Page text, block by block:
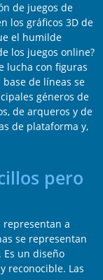
de juegos de
los gráficos 3D de
el humilde
los juegos online?
lucha con figuras
de líneas se
géneros de
de arqueros y de
de plataforma y,
pero
representan a
se representan
Es un diseño
reconocible. Las